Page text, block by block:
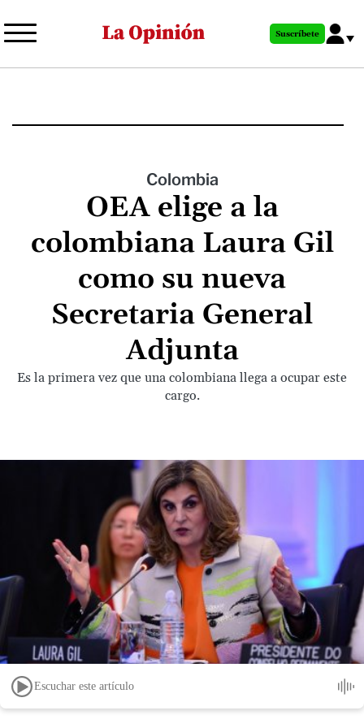
al
principal
Suscríbete
Colombia
OEA elige a la
colombiana Laura Gil
como su nueva
Secretaria General
Adjunta
Es la primera vez que una colombiana llega a ocupar este
cargo.
Escuchar este artículo